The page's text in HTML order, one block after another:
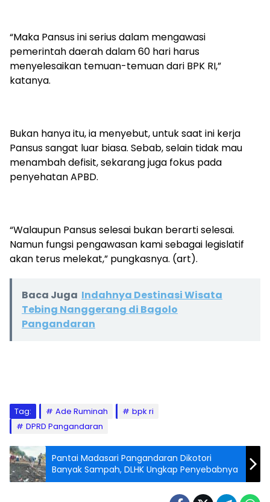
“Maka Pansus ini serius dalam mengawasi
pemerintah daerah dalam 60 hari harus
menyelesaikan temuan-temuan dari BPK RI,”
katanya.
Bukan hanya itu, ia menyebut, untuk saat ini kerja
Pansus sangat luar biasa. Sebab, selain tidak mau
menambah defisit, sekarang juga fokus pada
penyehatan APBD.
“Walaupun Pansus selesai bukan berarti selesai.
Namun fungsi pengawasan kami sebagai legislatif
akan terus melekat,” pungkasnya. (art).
Baca Juga Indahnya Destinasi Wisata
Tebing Nanggerang di Bagolo
Pangandaran
Tag: Ade Ruminah
bpk ri
DPRD Pangandaran
Pantai Madasari Pangandaran Dikotori
Banyak Sampah, DLHK Ungkap Penyebabnya